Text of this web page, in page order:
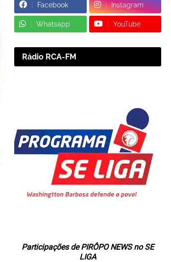
Facebook Instagram
Whatsapp YouTube
Rádio RCA-FM
Participações de PIRÔPO NEWS no SE
LIGA